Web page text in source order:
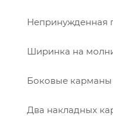
Непринужденная
Ширинка на
Боковые карманы
Два накладных